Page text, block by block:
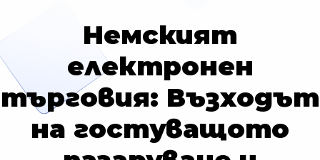
Немският
електронен
търговия: Възходът
на гостуващото